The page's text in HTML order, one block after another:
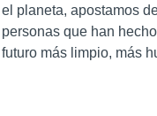
el planeta, apostamos
personas que han
futuro más limpio, más